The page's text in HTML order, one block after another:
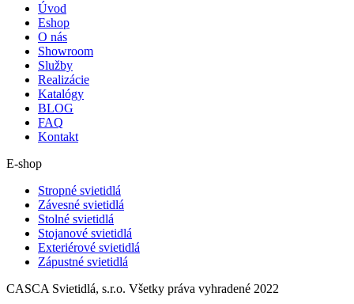
Úvod
Eshop
O nás
Showroom
Služby
Realizácie
Katalógy
BLOG
FAQ
Kontakt
E-shop
Stropné svietidlá
Závesné svietidlá
Stolné svietidlá
Stojanové svietidlá
Exteriérové svietidlá
Zápustné svietidlá
CASCA Svietidlá, s.r.o. Všetky práva vyhradené 2022